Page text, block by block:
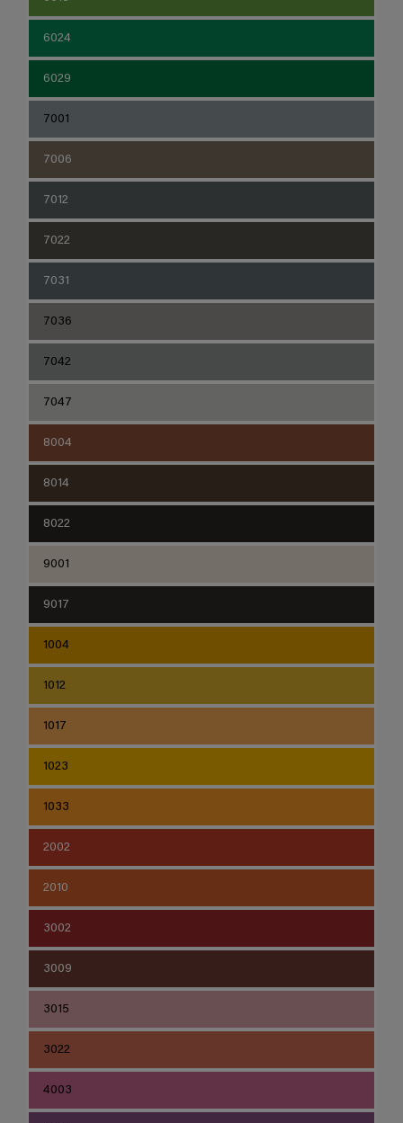
6024
6029
7001
7006
7012
7022
7031
7036
7042
7047
8004
8014
8022
9001
9017
1004
1012
1017
1023
1033
2002
2010
3002
3009
3015
3022
4003